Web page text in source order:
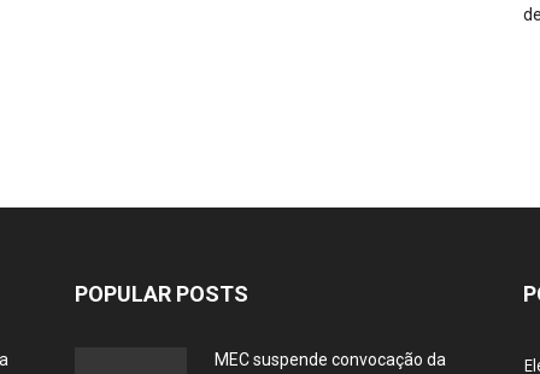
POPULAR POSTS
MEC suspende convocação da